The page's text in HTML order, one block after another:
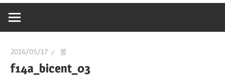
2016/05/17 쭝
f14a_bicent_03